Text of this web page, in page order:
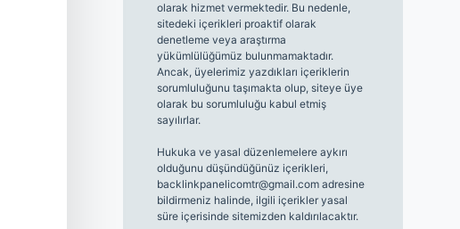
olarak hizmet vermektedir. Bu nedenle,
sitedeki içerikleri proaktif olarak
denetleme veya araştırma
yükümlülüğümüz bulunmamaktadır.
Ancak, üyelerimiz yazdıkları içeriklerin
sorumluluğunu taşımakta olup, siteye üye
olarak bu sorumluluğu kabul etmiş
sayılırlar.
Hukuka ve yasal düzenlemelere aykırı
olduğunu düşündüğünüz içerikleri,
backlinkpanelicomtr@gmail.comadresine
bildirmeniz halinde, ilgili içerikler yasal
süre içerisinde sitemizden kaldırılacaktır.